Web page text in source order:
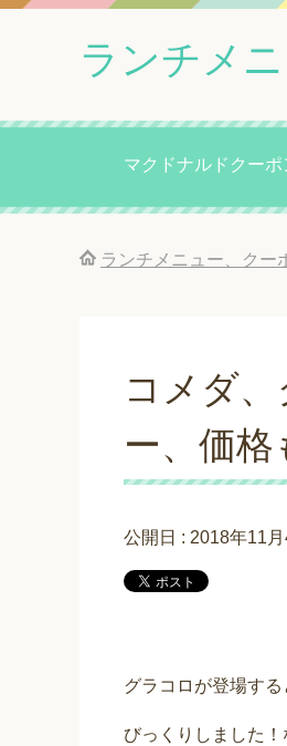
ランチメ
マクドナルドクーポ
ランチメニュー、クー
コメダ
ー、価格
公開日 : 2018年11月
グラコロが登場す
びっくりしました